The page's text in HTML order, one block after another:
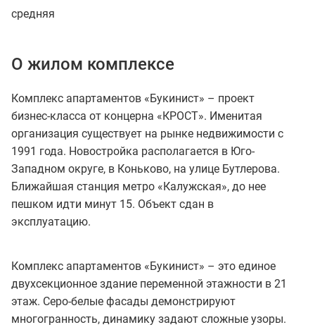
средняя
О жилом комплексе
Комплекс апартаментов «Букинист» – проект
бизнес-класса от концерна «КРОСТ». Именитая
организация существует на рынке недвижимости с
1991 года. Новостройка располагается в Юго-
Западном округе, в Коньково, на улице Бутлерова.
Ближайшая станция метро «Калужская», до нее
пешком идти минут 15. Объект сдан в
эксплуатацию.
Комплекс апартаментов «Букинист» – это единое
двухсекционное здание переменной этажности в 21
этаж. Серо-белые фасады демонстрируют
многогранность, динамику задают сложные узоры.